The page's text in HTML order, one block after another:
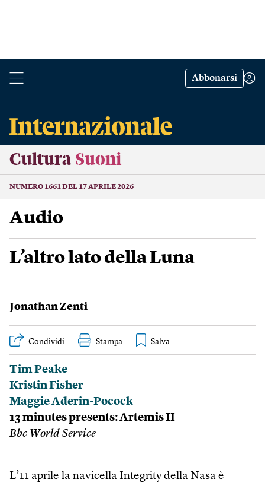
Abbonarsi
Cultura Suoni
NUMERO 1661 DEL 17 APRILE 2026
Audio
L’altro lato della Luna
Jonathan Zenti
Condividi Stampa
Tim Peake
Kristin Fisher
Maggie Aderin-Pocock
13 minutes presents: Artemis II
Bbc World Service
L’11 aprile la navicella Integrity della Nasa è